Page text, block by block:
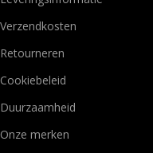
Verzendkosten
Retourneren
Cookiebeleid
Duurzaamheid
Onze merken